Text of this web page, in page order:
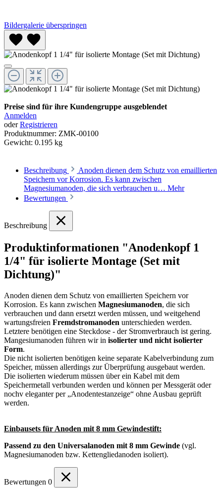
Bildergalerie überspringen
Preise sind für ihre Kundengruppe ausgeblendet
Anmelden
oderRegistrieren
Produktnummer: ZMK-00100
Gewicht: 0.195 kg
Beschreibung
Anoden dienen dem Schutz von emaillierten
Speichern vor Korrosion. Es kann zwischen
Magnesiumanoden, die sich verbrauchen u… Mehr
Bewertungen
Beschreibung
Produktinformationen "Anodenkopf 1
1/4" für isolierte Montage (Set mit
Dichtung)"
Anoden dienen dem Schutz von emaillierten Speichern vor
Korrosion. Es kann zwischen Magnesiumanoden, die sich
verbrauchen und dann ersetzt werden müssen, und weitgehend
wartungsfreien Fremdstromanoden unterschieden werden.
Letztere benötigen eine Steckdose - der Stromverbrauch ist gering.
Mangesiumanoden führen wir in isolierter und nicht isolierter
Form.
Die nicht isolierten benötigen keine separate Kabelverbindung zum
Speicher, müssen allerdings zur Überprüfung ausgebaut werden.
Die isolierten wiederum müssen über ein Kabel mit dem
Speichermetall verbunden werden und können per Messgerät oder
nochv eleganter per „Anodentestanzeige“ ohne Ausbau geprüft
werden.
Einbausets für Anoden mit 8 mm Gewindestift:
Passend zu den Universalanoden mit 8 mm Gewinde (vgl.
Magnesiumanoden bzw. Kettengliedanoden isoliert).
Bewertungen 0